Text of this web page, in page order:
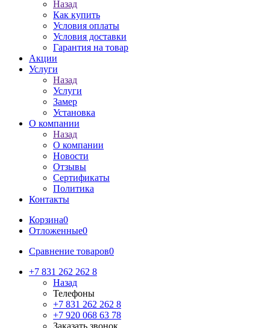
Назад
Как купить
Условия оплаты
Условия доставки
Гарантия на товар
Акции
Услуги
Назад
Услуги
Замер
Установка
О компании
Назад
О компании
Новости
Отзывы
Сертификаты
Политика
Контакты
Корзина0
Отложенные0
Сравнение товаров0
+7 831 262 262 8
Назад
Телефоны
+7 831 262 262 8
+7 920 068 63 78
Заказать звонок